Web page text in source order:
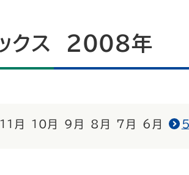
ックス 2008年
11月 10月 9月 8月 7月 6月